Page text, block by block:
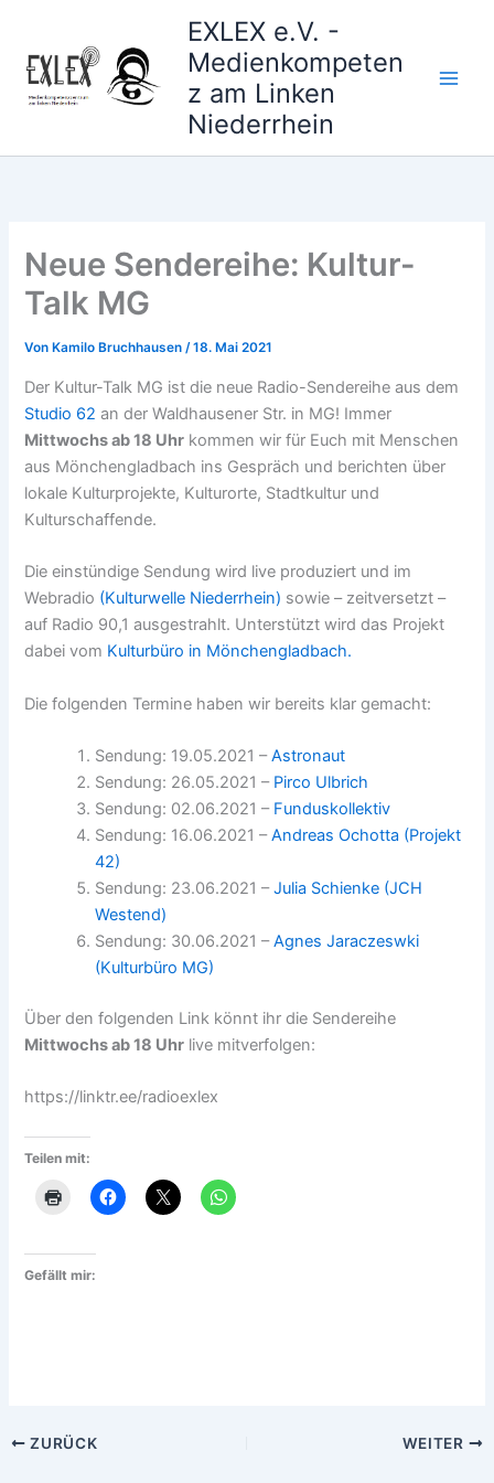
springen
EXLEX e.V. -
Medienkompeten
z am Linken
Niederrhein
Neue Sendereihe: Kultur-
Talk MG
Von Kamilo Bruchhausen/18. Mai 2021
Der Kultur-Talk MG ist die neue Radio-Sendereihe aus dem
Studio 62 an der Waldhausener Str. in MG! Immer
Mittwochs ab 18 Uhr kommen wir für Euch mit Menschen
aus Mönchengladbach ins Gespräch und berichten über
lokale Kulturprojekte, Kulturorte, Stadtkultur und
Kulturschaffende.
Die einstündige Sendung wird live produziert und im
Webradio (Kulturwelle Niederrhein) sowie – zeitversetzt –
auf Radio 90,1 ausgestrahlt. Unterstützt wird das Projekt
dabei vom Kulturbüro in Mönchengladbach.
Die folgenden Termine haben wir bereits klar gemacht:
Sendung: 19.05.2021 –Astronaut
Sendung: 26.05.2021 – Pirco Ulbrich
Sendung: 02.06.2021 – Funduskollektiv
Sendung: 16.06.2021 –Andreas Ochotta (Projekt
42)
Sendung: 23.06.2021 –Julia Schienke (JCH
Westend)
Sendung: 30.06.2021 –Agnes Jaraczeswki
(Kulturbüro MG)
Über den folgenden Link könnt ihr die Sendereihe
Mittwochs ab 18 Uhr live mitverfolgen:
https://linktr.ee/radioexlex
Teilen mit:
Gefällt mir:
ZURÜCK WEITER